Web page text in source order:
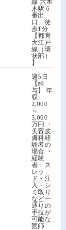
線 六本
木駅 6
番出
口 徒
歩1分
【都営
大江戸
線（環
状部）
】
週5日
【給
与】 年
収
2,000
～
3,000
万円 ・
美容皮
膚科経
験者の
場合 ・
経験
者：ス
レッ
ド・注
入・シ
ミ取り
など一
通りの
手技が
可能な
医師